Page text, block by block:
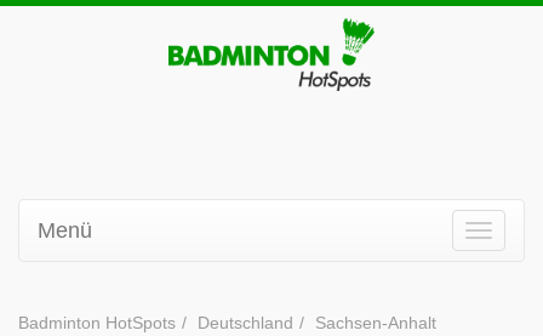
Menü
Badminton HotSpots Deutschland
Sachsen-Anhalt